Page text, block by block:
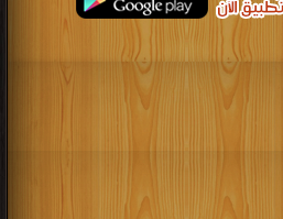
كتب 2008
كتب 2004
كتب 2003
كتب 2000
كتب 1992
كتب 1991